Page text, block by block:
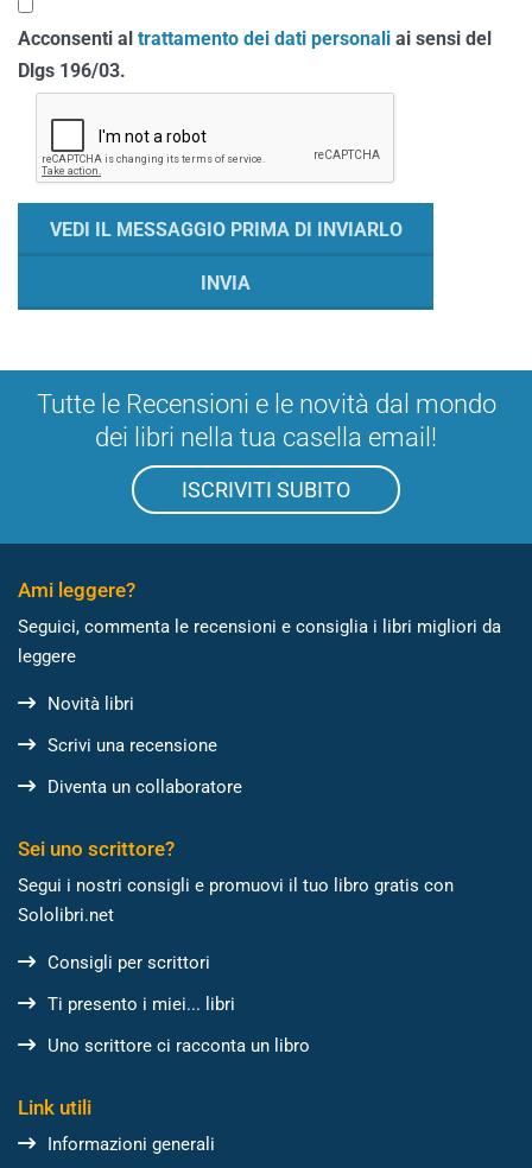
Acconsenti al trattamento dei dati personali ai sensi del
Dlgs 196/03.
Tutte le Recensioni e le novità dal mondo
dei libri nella tua casella email!
ISCRIVITI SUBITO
Ami leggere?
Seguici, commenta le recensioni e consiglia i libri migliori da
leggere
Novità libri
Scrivi una recensione
Diventa un collaboratore
Sei uno scrittore?
Segui i nostri consigli e promuovi il tuo libro gratis con
Sololibri.net
Consigli per scrittori
Ti presento i miei... libri
Uno scrittore ci racconta un libro
Link utili
Informazioni generali